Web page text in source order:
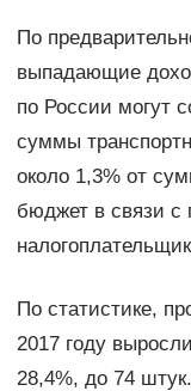
По
выпадающие
по России могут
суммы
около 1,3% от
бюджет в связи с
По статистике,
2017 году
28,4%, до 74